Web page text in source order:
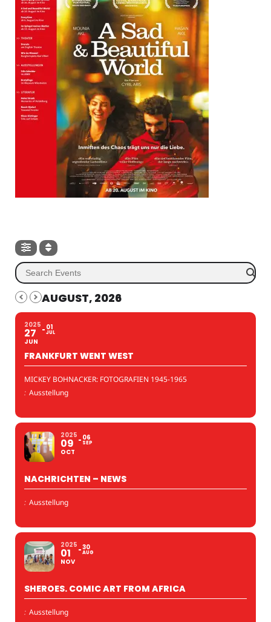
AUGUST, 2026
2025
27
JUN
01
JUL
FRANKFURT WENT WEST
MICKEY BOHNACKER: FOTOGRAFIEN 1945-1965
: Ausstellung
2025
09
OCT
06
SEP
NACHRICHTEN – NEWS
: Ausstellung
2025
01
NOV
30
AUG
SHEROES. COMIC ART FROM AFRICA
: Ausstellung